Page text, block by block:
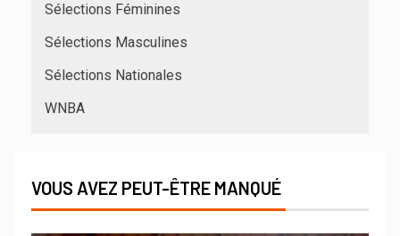
Sélections Féminines
Sélections Masculines
Sélections Nationales
WNBA
VOUS AVEZ PEUT-ÊTRE MANQUÉ